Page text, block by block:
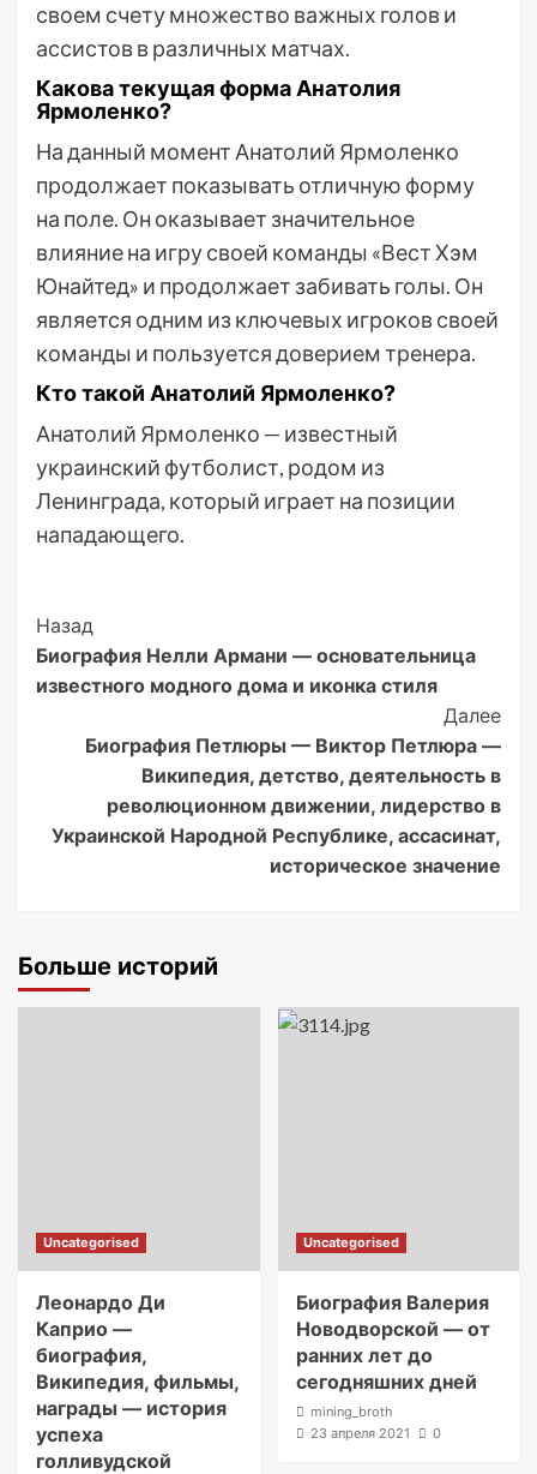
своем счету множество важных голов и
ассистов в различных матчах.
Какова текущая форма Анатолия
Ярмоленко?
На данный момент Анатолий Ярмоленко
продолжает показывать отличную форму
на поле. Он оказывает значительное
влияние на игру своей команды «Вест Хэм
Юнайтед» и продолжает забивать голы. Он
является одним из ключевых игроков своей
команды и пользуется доверием тренера.
Кто такой Анатолий Ярмоленко?
Анатолий Ярмоленко — известный
украинский футболист, родом из
Ленинграда, который играет на позиции
нападающего.
Post
Navigation
Назад
Биография Нелли Армани — основательница
известного модного дома и иконка стиля
Далее
Биография Петлюры — Виктор Петлюра —
Википедия, детство, деятельность в
революционном движении, лидерство в
Украинской Народной Республике, ассасинат,
историческое значение
Больше историй
Uncategorised
Леонардо Ди
Каприо —
биография,
Википедия, фильмы,
награды — история
успеха
голливудской
Uncategorised
Биография Валерия
Новодворской — от
ранних лет до
сегодняшних дней
mining_broth
23 апреля 2021
0